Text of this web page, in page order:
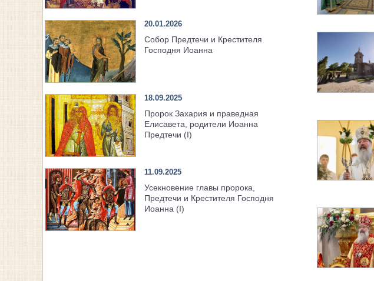
20.01.2026
Собор Предтечи и Крестителя
Господня Иоанна
18.09.2025
Пророк Захария и праведная
Елисавета, родители Иоанна
Предтечи (I)
11.09.2025
Усекновение главы пророка,
Предтечи и Крестителя Господня
Иоанна (I)